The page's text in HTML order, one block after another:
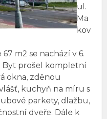
ul.
Ma
kov
m2 se nachází v 6.
Byt prošel kompletní
okna, zděnou
kuchyň na míru s
parkety, dlažbu,
dveře. Dále k